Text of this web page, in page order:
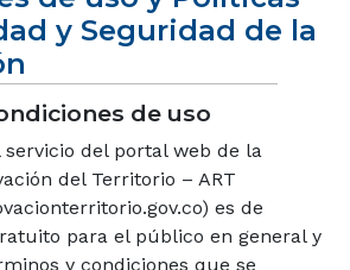
y Seguridad de la
de uso
del portal web de la
del Territorio – ART
es de
para el público en general y
y condiciones que se